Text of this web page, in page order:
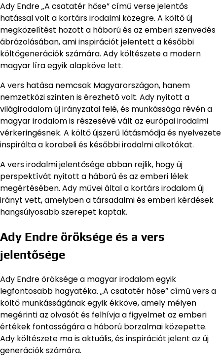
Ady Endre „A csatatér hőse” című verse jelentős
hatással volt a kortárs irodalmi közegre. A költő új
megközelítést hozott a háború és az emberi szenvedés
ábrázolásában, ami inspirációt jelentett a későbbi
költőgenerációk számára. Ady költészete a modern
magyar líra egyik alapköve lett.
A vers hatása nemcsak Magyarországon, hanem
nemzetközi szinten is érezhető volt. Ady nyitott a
világirodalom új irányzatai felé, és munkássága révén a
magyar irodalom is részesévé vált az európai irodalmi
vérkeringésnek. A költő újszerű látásmódja és nyelvezete
inspirálta a korabeli és későbbi irodalmi alkotókat.
A vers irodalmi jelentősége abban rejlik, hogy új
perspektívát nyitott a háború és az emberi lélek
megértésében. Ady művei által a kortárs irodalom új
irányt vett, amelyben a társadalmi és emberi kérdések
hangsúlyosabb szerepet kaptak.
Ady Endre öröksége és a vers
jelentősége
Ady Endre öröksége a magyar irodalom egyik
legfontosabb hagyatéka. „A csatatér hőse” című vers a
költő munkásságának egyik ékköve, amely mélyen
megérinti az olvasót és felhívja a figyelmet az emberi
értékek fontosságára a háború borzalmai közepette.
Ady költészete ma is aktuális, és inspirációt jelent az új
generációk számára.